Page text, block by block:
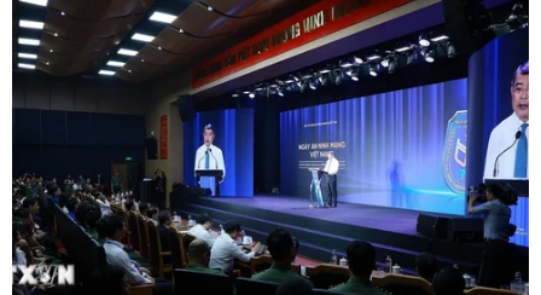
Thời tiết ngày 6/8: Bão số 3 đã di
chuyển ra ngoài Biển Đông
05/08/2026 23:15
Hưởng ứng Ngày An
ninh mạng Việt Nam: Những thông
điệp thiết thực về an toàn số